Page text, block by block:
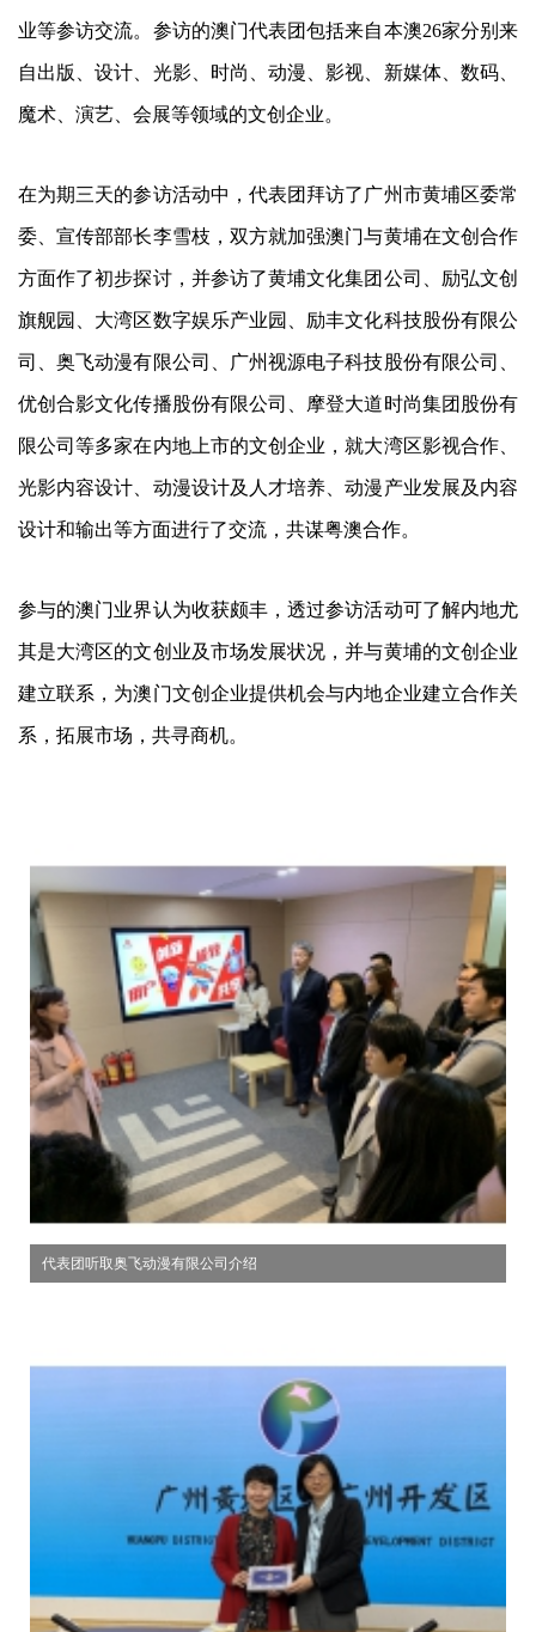
业等参访交流。参访的澳门代表团包括来自本澳26家分别来
自出版、设计、光影、时尚、动漫、影视、新媒体、数码、
魔术、演艺、会展等领域的文创企业。
在为期三天的参访活动中，代表团拜访了广州市黄埔区委常
委、宣传部部长李雪枝，双方就加强澳门与黄埔在文创合作
方面作了初步探讨，并参访了黄埔文化集团公司、励弘文创
旗舰园、大湾区数字娱乐产业园、励丰文化科技股份有限公
司、奥飞动漫有限公司、广州视源电子科技股份有限公司、
优创合影文化传播股份有限公司、摩登大道时尚集团股份有
限公司等多家在内地上市的文创企业，就大湾区影视合作、
光影内容设计、动漫设计及人才培养、动漫产业发展及内容
设计和输出等方面进行了交流，共谋粤澳合作。
参与的澳门业界认为收获颇丰，透过参访活动可了解内地尤
其是大湾区的文创业及市场发展状况，并与黄埔的文创企业
建立联系，为澳门文创企业提供机会与内地企业建立合作关
系，拓展市场，共寻商机。
代表团听取奥飞动漫有限公司介绍